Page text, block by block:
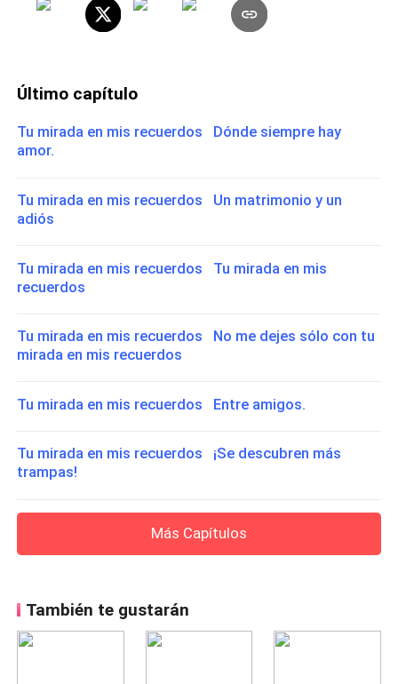
Último capítulo
Tu mirada en mis recuerdos Dónde siempre hay
amor.
Tu mirada en mis recuerdos Un matrimonio y un
adiós
Tu mirada en mis recuerdos Tu mirada en mis
recuerdos
Tu mirada en mis recuerdos No me dejes sólo con tu
mirada en mis recuerdos
Tu mirada en mis recuerdos Entre amigos.
Tu mirada en mis recuerdos ¡Se descubren más
trampas!
Más Capítulos
También te gustarán